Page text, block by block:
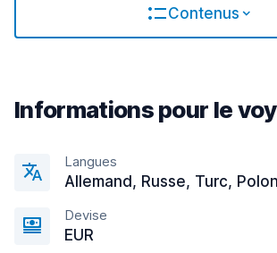
Contenus
Informations pour le
Langues
Allemand, Russe, Turc,
Devise
EUR